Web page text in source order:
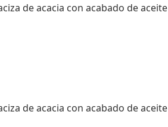
de acacia con acabado de aceite
de acacia con acabado de aceite